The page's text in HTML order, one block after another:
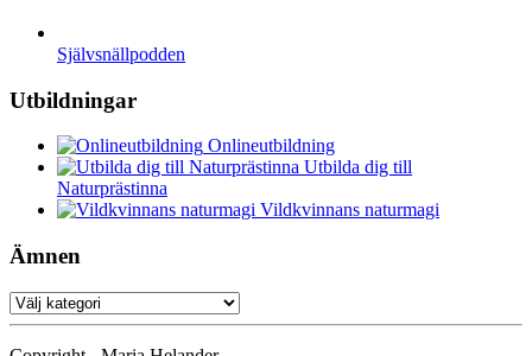
Självsnällpodden
Utbildningar
Onlineutbildning
Utbilda dig till
Naturprästinna
Vildkvinnans naturmagi
Ämnen
Ämnen